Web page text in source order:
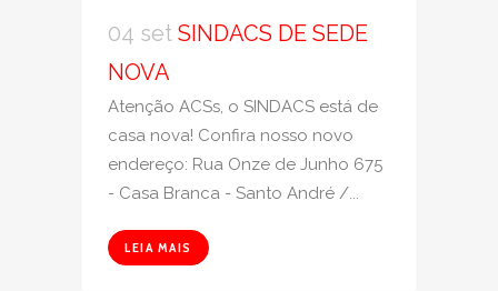
04 set SINDACS DE SEDE
NOVA
Atenção ACSs, o SINDACS está de
casa nova! Confira nosso novo
endereço: Rua Onze de Junho 675
- Casa Branca - Santo André /...
LEIA MAIS